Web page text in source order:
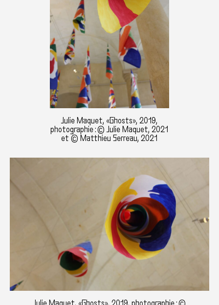
Julie Maquet, «Ghosts», 2019,
photographie : © Julie Maquet, 2021
et © Matthieu Serreau, 2021
Julie Maquet, «Ghosts», 2019, photographie : ©